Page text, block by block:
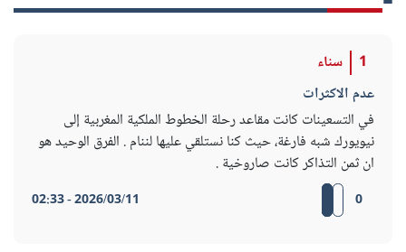
1
سناء
عدم الاكثرات
في التسعينات كانت مقاعد رحلة الخطوط الملكية المغربية إلى
نيويورك شبه فارغة، حيث كنا نستلقي عليها لننام . الفرق الوحيد هو
ان ثمن التذاكر كانت صاروخية .
0
2026/03/11 - 02:33